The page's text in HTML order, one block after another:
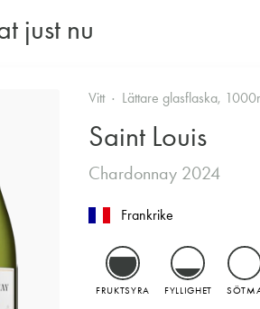
just nu
Vitt Lättare glasflaska,
Saint Louis
Chardonnay 2024
Frankrike
FRUKTSYRA FYLLIGHET